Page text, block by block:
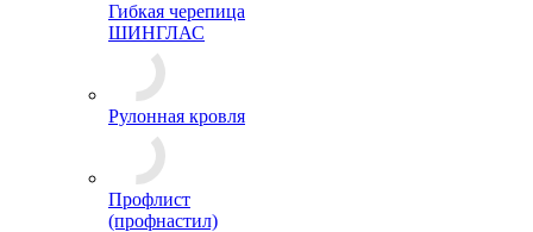
Гибкая черепица
ШИНГЛАС
Рулонная кровля
Профлист
(профнастил)